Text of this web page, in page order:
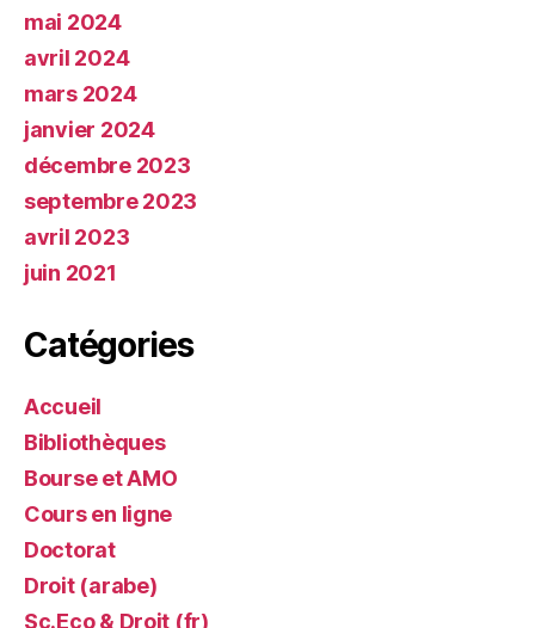
mai 2024
avril 2024
mars 2024
janvier 2024
décembre 2023
septembre 2023
avril 2023
juin 2021
Catégories
Accueil
Bibliothèques
Bourse et AMO
Cours en ligne
Doctorat
Droit (arabe)
Sc.Eco & Droit (fr)